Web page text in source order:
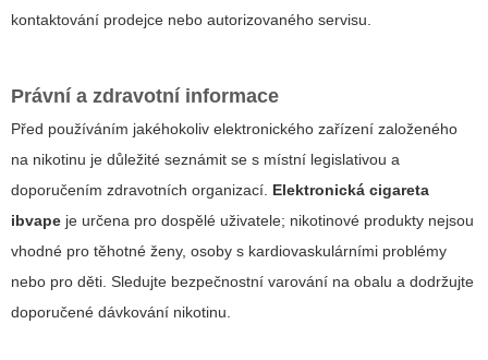
kontaktování prodejce nebo autorizovaného servisu.
Právní a zdravotní informace
Před používáním jakéhokoliv elektronického zařízení založeného
na nikotinu je důležité seznámit se s místní legislativou a
doporučením zdravotních organizací. Elektronická cigareta
ibvape je určena pro dospělé uživatele; nikotinové produkty nejsou
vhodné pro těhotné ženy, osoby s kardiovaskulárními problémy
nebo pro děti. Sledujte bezpečnostní varování na obalu a dodržujte
doporučené dávkování nikotinu.